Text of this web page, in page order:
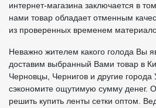
интернет-магазина заключается в
нами товар обладает отменным
из проверенных временем
Неважно жителем какого голода Вы
доставим выбранный Вами товар в
Черновцы, Чернигов и другие
сэкономите ощутимую сумму денег.
решить купить ленты сетки оптом.